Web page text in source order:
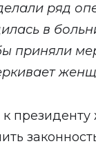
ряд
в
приняли